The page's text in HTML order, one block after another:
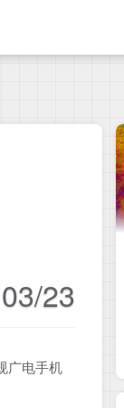
03/23
广电手机